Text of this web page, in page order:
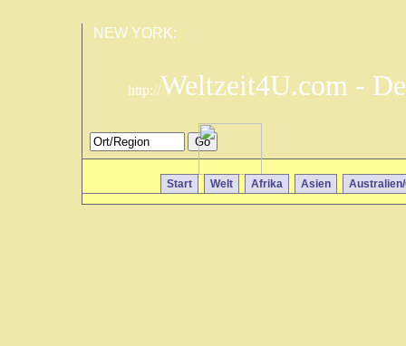
NEW YORK:
http://Weltzeit4U.com -
Start Welt Afrika Asien